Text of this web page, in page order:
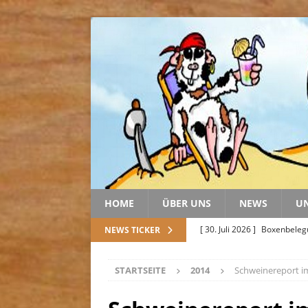
HOME ÜBER UNS NEWS
NEWS TICKER [ 30. Juli 2026 ]
[ 20. Juli 2026 ]
Abschied
STARTSEITE 2014 Schweinereport